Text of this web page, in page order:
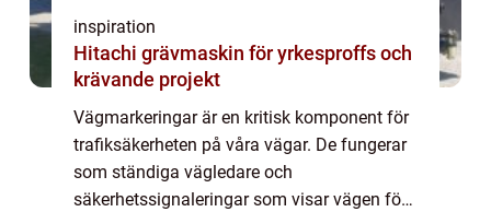
inspiration
Hitachi grävmaskin för yrkesproffs och
krävande projekt
Vägmarkeringar är en kritisk komponent för
trafiksäkerheten på våra vägar. De fungerar
som ständiga vägledare och
säkerhetssignaleringar som visar vägen för